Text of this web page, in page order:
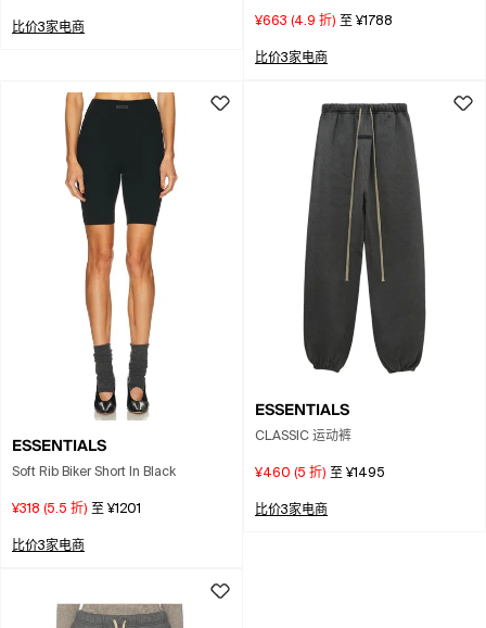
比价3家电商
¥663 (4.9 折) 至 ¥1788
比价3家电商
ESSENTIALS
Soft Rib Biker Short In Black
¥318 (5.5 折) 至 ¥1201
比价3家电商
ESSENTIALS
CLASSIC 运动裤
¥460 (5 折) 至 ¥1495
比价3家电商